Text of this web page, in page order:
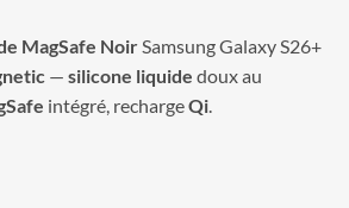
MagSafe NoirSamsung Galaxy S26+
— silicone liquide doux au
intégré, rechargeQi.